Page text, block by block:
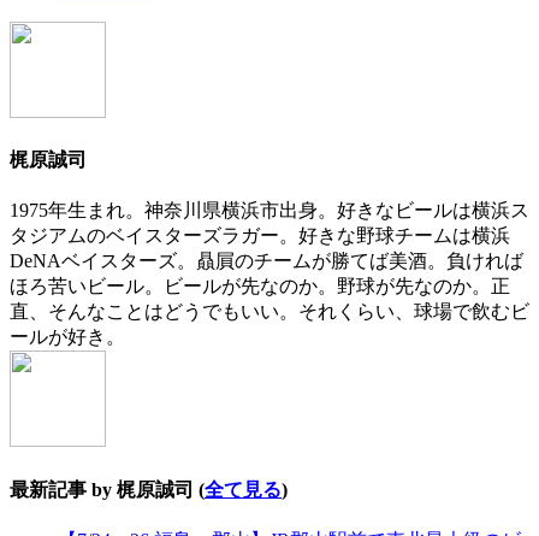
tabs
change
梶原誠司
1975年生まれ。神奈川県横浜市出身。好きなビールは横浜ス
タジアムのベイスターズラガー。好きな野球チームは横浜
DeNAベイスターズ。贔屓のチームが勝てば美酒。負ければ
ほろ苦いビール。ビールが先なのか。野球が先なのか。正
直、そんなことはどうでもいい。それくらい、球場で飲むビ
ールが好き。
最新記事 by 梶原誠司 (全て見る)